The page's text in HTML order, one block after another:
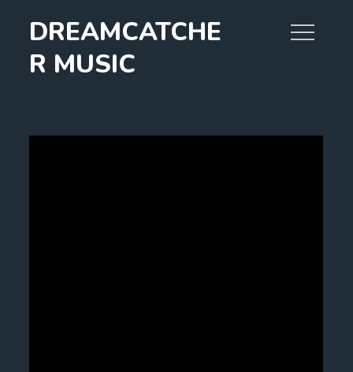
content
DREAMCATCHE
R MUSIC